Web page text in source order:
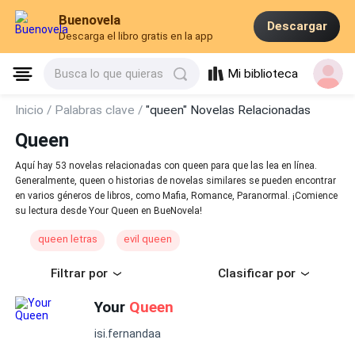
Buenovela
Descarga el libro gratis en la app
Descargar
Busca lo que quieras Mi biblioteca
Inicio / Palabras clave /"queen" Novelas Relacionadas
Queen
Aquí hay 53 novelas relacionadas con queen para que las lea en línea.
Generalmente, queen o historias de novelas similares se pueden encontrar
en varios géneros de libros, como Mafia, Romance, Paranormal. ¡Comience
su lectura desde Your Queen en BueNovela!
queen letras evil queen
Filtrar por Clasificar por
Your Queen
isi.fernandaa